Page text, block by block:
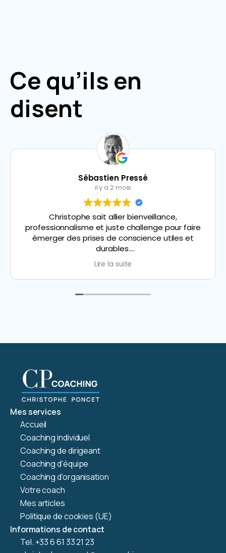
Ce qu’ils en
disent
Sébastien Pressé
il y a 2 mois
Christophe sait allier bienveillance,
professionnalisme et juste challenge pour faire
émerger des prises de conscience utiles et
durables.
Je recommande son accompagnement à toute
personne souhaitant gagner en clarté, en
Lire la suite
Mes services
Accueil
Coaching individuel
Coaching de dirigeant
Coaching d'équipe
Coaching d'organisation
Votre coach
Mes articles
Politique de cookies (UE)
Informations de contact
Tel. +33 6 61 33 21 23